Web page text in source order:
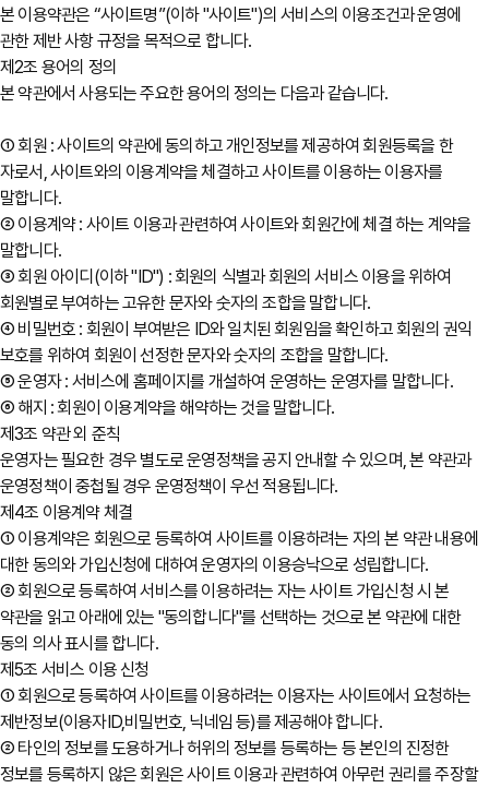
본 이용약관은 “사이트명”(이하 "사이트")의 서비스의 이용조건과 운영에
관한 제반 사항 규정을 목적으로 합니다.
제2조 용어의 정의
본 약관에서 사용되는 주요한 용어의 정의는 다음과 같습니다.
① 회원 : 사이트의 약관에 동의하고 개인정보를 제공하여 회원등록을 한
자로서, 사이트와의 이용계약을 체결하고 사이트를 이용하는 이용자를
말합니다.
② 이용계약 : 사이트 이용과 관련하여 사이트와 회원간에 체결 하는 계약을
말합니다.
③ 회원 아이디(이하 "ID") : 회원의 식별과 회원의 서비스 이용을 위하여
회원별로 부여하는 고유한 문자와 숫자의 조합을 말합니다.
④ 비밀번호 : 회원이 부여받은 ID와 일치된 회원임을 확인하고 회원의 권익
보호를 위하여 회원이 선정한 문자와 숫자의 조합을 말합니다.
⑤ 운영자 : 서비스에 홈페이지를 개설하여 운영하는 운영자를 말합니다.
⑥ 해지 : 회원이 이용계약을 해약하는 것을 말합니다.
제3조 약관 외 준칙
운영자는 필요한 경우 별도로 운영정책을 공지 안내할 수 있으며, 본 약관과
운영정책이 중첩될 경우 운영정책이 우선 적용됩니다.
제4조 이용계약 체결
① 이용계약은 회원으로 등록하여 사이트를 이용하려는 자의 본 약관 내용에
대한 동의와 가입신청에 대하여 운영자의 이용승낙으로 성립합니다.
② 회원으로 등록하여 서비스를 이용하려는 자는 사이트 가입신청 시 본
약관을 읽고 아래에 있는 "동의합니다"를 선택하는 것으로 본 약관에 대한
동의 의사 표시를 합니다.
제5조 서비스 이용 신청
① 회원으로 등록하여 사이트를 이용하려는 이용자는 사이트에서 요청하는
제반정보(이용자ID,비밀번호, 닉네임 등)를 제공해야 합니다.
② 타인의 정보를 도용하거나 허위의 정보를 등록하는 등 본인의 진정한
정보를 등록하지 않은 회원은 사이트 이용과 관련하여 아무런 권리를 주장할